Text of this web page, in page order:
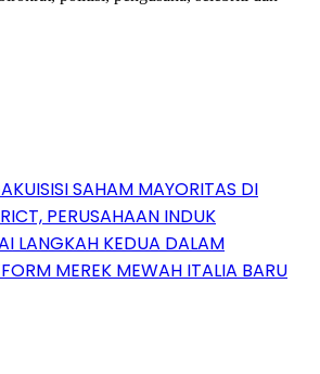
SAHAM MAYORITAS DI
PERUSAHAAN INDUK
LANGKAH KEDUA DALAM
MEREK MEWAH ITALIA BARU